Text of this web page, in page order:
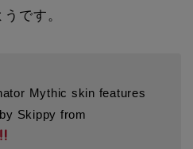
です。
Mythic skin features
Skippy from